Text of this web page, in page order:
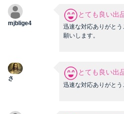
mjblige4
とても良い出
迅速な対応ありがと
願いします。
さ
とても良い出
迅速な対応ありがとう